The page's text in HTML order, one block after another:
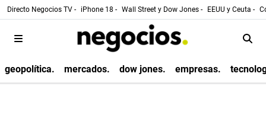
Directo Negocios TV - iPhone 18 - Wall Street y Dow Jones - EEUU y Ceuta -
geopolítica. mercados. dow jones. empresas.